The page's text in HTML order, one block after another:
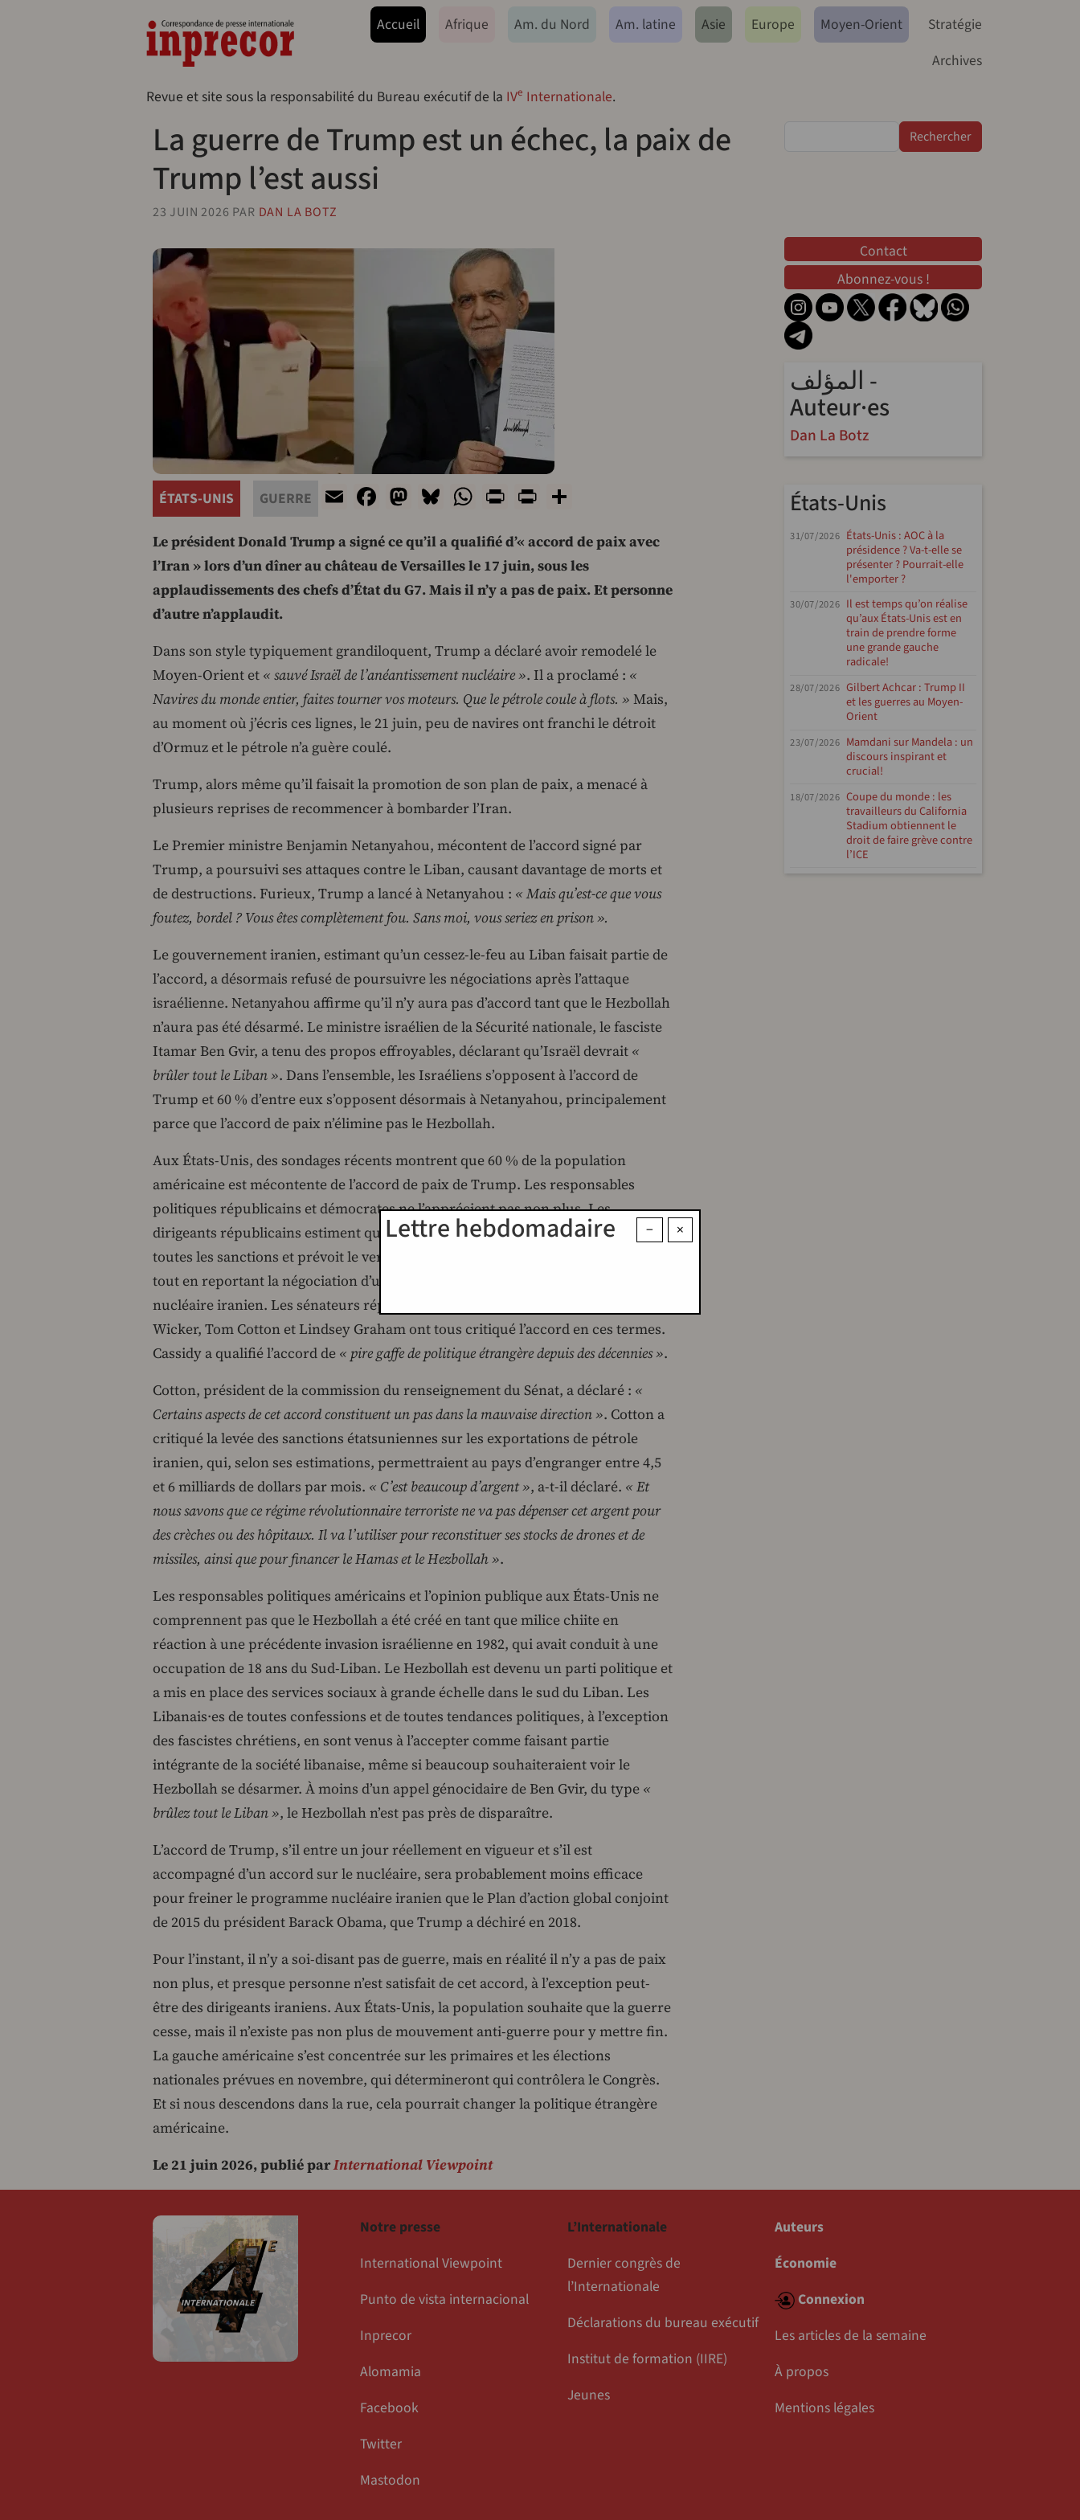
Navegação principal
Accueil Afrique Am. du Nord Am. latine Asie Europe Moyen-Orient
Stratégie
Archives
Revue et site sous la responsabilité du Bureau exécutif de la IVe Internationale.
La guerre de Trump est un échec, la paix de
Trump l’est aussi
23 JUIN 2026 PAR DAN LA BOTZ
ÉTATS-UNIS GUERRE EmailFacebook
Mastodon
Bluesky
WhatsApp
PrintPrintFriendly
Le président Donald Trump a signé ce qu’il a qualifié d’« accord de paix avec
l’Iran » lors d’un dîner au château de Versailles le 17 juin, sous les
applaudissements des chefs d’État du G7. Mais il n’y a pas de paix. Et personne
d’autre n’applaudit.
Dans son style typiquement grandiloquent, Trump a déclaré avoir remodelé le
Moyen-Orient et « sauvé Israël de l’anéantissement nucléaire ». Il a proclamé : «
Navires du monde entier, faites tourner vos moteurs. Que le pétrole coule à flots. » Mais,
au moment où j’écris ces lignes, le 21 juin, peu de navires ont franchi le détroit
d’Ormuz et le pétrole n’a guère coulé.
Trump, alors même qu’il faisait la promotion de son plan de paix, a menacé à
plusieurs reprises de recommencer à bombarder l’Iran.
Le Premier ministre Benjamin Netanyahou, mécontent de l’accord signé par
Trump, a poursuivi ses attaques contre le Liban, causant davantage de morts et
de destructions. Furieux, Trump a lancé à Netanyahou : « Mais qu’est-ce que vous
foutez, bordel ? Vous êtes complètement fou. Sans moi, vous seriez en prison ».
Le gouvernement iranien, estimant qu’un cessez-le-feu au Liban faisait partie de
l’accord, a désormais refusé de poursuivre les négociations après l’attaque
israélienne. Netanyahou affirme qu’il n’y aura pas d’accord tant que le Hezbollah
n’aura pas été désarmé. Le ministre israélien de la Sécurité nationale, le fasciste
Itamar Ben Gvir, a tenu des propos effroyables, déclarant qu’Israël devrait «
brûler tout le Liban ». Dans l’ensemble, les Israéliens s’opposent à l’accord de
Trump et 60 % d’entre eux s’opposent désormais à Netanyahou, principalement
parce que l’accord de paix n’élimine pas le Hezbollah.
Aux États-Unis, des sondages récents montrent que 60 % de la population
américaine est mécontente de l’accord de paix de Trump. Les responsables
politiques républicains et démocrates ne l’apprécient pas non plus. Les
dirigeants républicains estiment que l’accord accorde trop à l’Iran : il met fin à
toutes les sanctions et prévoit le versement de 300 milliards de dollars à l’Iran,
tout en reportant la négociation d’un accord visant à mettre fin au programme
nucléaire iranien. Les sénateurs républicains Bill Cassidy, Ted Cruz, Roger
Wicker, Tom Cotton et Lindsey Graham ont tous critiqué l’accord en ces termes.
Cassidy a qualifié l’accord de « pire gaffe de politique étrangère depuis des décennies ».
Cotton, président de la commission du renseignement du Sénat, a déclaré : «
Certains aspects de cet accord constituent un pas dans la mauvaise direction ». Cotton a
critiqué la levée des sanctions étatsuniennes sur les exportations de pétrole
iranien, qui, selon ses estimations, permettraient au pays d’engranger entre 4,5
et 6 milliards de dollars par mois. « C’est beaucoup d’argent », a-t-il déclaré. « Et
nous savons que ce régime révolutionnaire terroriste ne va pas dépenser cet argent pour
des crèches ou des hôpitaux. Il va l’utiliser pour reconstituer ses stocks de drones et de
missiles, ainsi que pour financer le Hamas et le Hezbollah ».
Les responsables politiques américains et l’opinion publique aux États-Unis ne
comprennent pas que le Hezbollah a été créé en tant que milice chiite en
réaction à une précédente invasion israélienne en 1982, qui avait conduit à une
occupation de 18 ans du Sud-Liban. Le Hezbollah est devenu un parti politique et
a mis en place des services sociaux à grande échelle dans le sud du Liban. Les
Libanais·es de toutes confessions et de toutes tendances politiques, à l’exception
des fascistes chrétiens, en sont venus à l’accepter comme faisant partie
intégrante de la société libanaise, même si beaucoup souhaiteraient voir le
Hezbollah se désarmer. À moins d’un appel génocidaire de Ben Gvir, du type «
brûlez tout le Liban », le Hezbollah n’est pas près de disparaître.
L’accord de Trump, s’il entre un jour réellement en vigueur et s’il est
accompagné d’un accord sur le nucléaire, sera probablement moins efficace
pour freiner le programme nucléaire iranien que le Plan d’action global conjoint
de 2015 du président Barack Obama, que Trump a déchiré en 2018.
Pour l’instant, il n’y a soi-disant pas de guerre, mais en réalité il n’y a pas de paix
non plus, et presque personne n’est satisfait de cet accord, à l’exception peut-
être des dirigeants iraniens. Aux États-Unis, la population souhaite que la guerre
cesse, mais il n’existe pas non plus de mouvement anti-guerre pour y mettre fin.
La gauche américaine s’est concentrée sur les primaires et les élections
nationales prévues en novembre, qui détermineront qui contrôlera le Congrès.
Et si nous descendons dans la rue, cela pourrait changer la politique étrangère
américaine.
Le 21 juin 2026, publié parInternational Viewpoint
×
−
Lettre hebdomadaire
Contact
Abonnez-vous !
المؤلف -
Auteur·es
Dan La Botz
États-Unis
31/07/2026 États-Unis : AOC à la
présidence ? Va-t-elle se
présenter ? Pourrait-elle
l'emporter ?
30/07/2026 Il est temps qu’on réalise
qu’aux États-Unis est en
train de prendre forme
une grande gauche
radicale!
28/07/2026 Gilbert Achcar : Trump II
et les guerres au Moyen-
Orient
23/07/2026 Mamdani sur Mandela : un
discours inspirant et
crucial!
18/07/2026 Coupe du monde : les
travailleurs du California
Stadium obtiennent le
droit de faire grève contre
l’ICE
Notre presse
International Viewpoint
Punto de vista internacional
Inprecor
Alomamia
Facebook
Twitter
Mastodon
L’Internationale
Dernier congrès de
l’Internationale
Déclarations du bureau exécutif
Institut de formation (IIRE)
Jeunes
Auteurs
Économie
Connexion
Les articles de la semaine
À propos
Mentions légales